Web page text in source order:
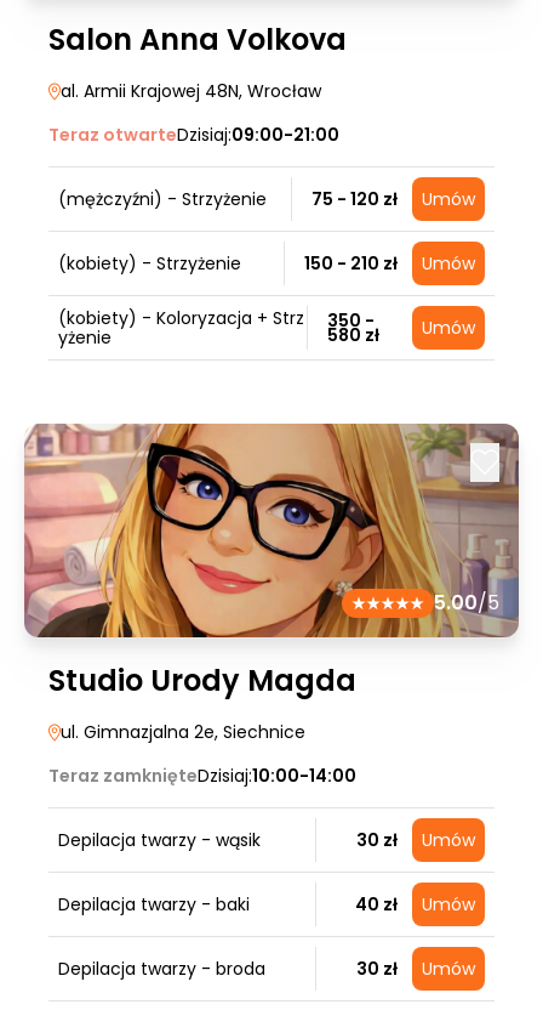
Salon Anna Volkova
al. Armii Krajowej 48N, Wrocław
Teraz otwarteDzisiaj:09:00-21:00
(mężczyźni) - Strzyżenie 75 - 120 zł Umów
(kobiety) - Strzyżenie 150 - 210 zł Umów
(kobiety) - Koloryzacja + Strz
yżenie
350 -
580 zł Umów
5.00/5
Studio Urody Magda
ul. Gimnazjalna 2e, Siechnice
Teraz zamknięteDzisiaj:10:00-14:00
Depilacja twarzy - wąsik 30 zł Umów
Depilacja twarzy - baki 40 zł Umów
Depilacja twarzy - broda 30 zł Umów